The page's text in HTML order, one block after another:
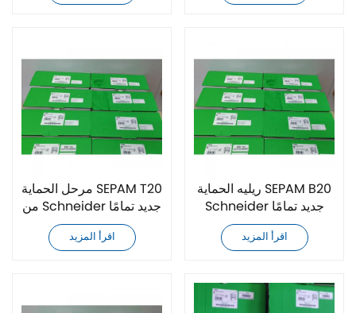
مرحل الحماية SEPAM T20
من Schneider جديد تمامًا
اقرأ المزيد
ريليه الحماية SEPAM B20
Schneider جديد تمامًا
اقرأ المزيد